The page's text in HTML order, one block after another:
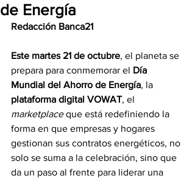
de Energía
Redacción Banca21
Este martes 21 de octubre, el planeta se
prepara para conmemorar el Día
Mundial del Ahorro de Energía, la
plataforma digital VOWAT, el
marketplace que está redefiniendo la
forma en que empresas y hogares
gestionan sus contratos energéticos, no
solo se suma a la celebración, sino que
da un paso al frente para liderar una